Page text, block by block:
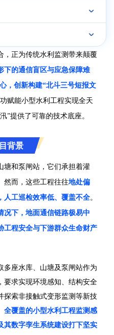
，正为传统水利监测带来颠覆
下的通信盲区与应急保障难
，创新构建“北斗三号短报文
赋能小型水利工程实现全天
”提供了可靠的技术底座。
背景
塘和泵闸站，它们承担着灌
然而，这些工程往往地处偏
人工巡检效率低、覆盖不全。
况下，地面通信链路极易中
工程安全与下游群众生命财产
多座水库、山塘及泵闸站作为
要求实现环境感知、结构安全
探索非接触式变形监测等新技
全覆盖的小型水利工程监测感
其数字孪生系统建设打下坚实